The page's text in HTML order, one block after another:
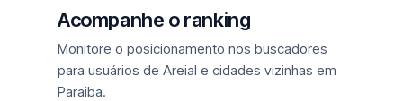
Acompanhe o ranking
Monitore o posicionamento nos buscadores
para usuários de Areial e cidades vizinhas em
Paraiba.